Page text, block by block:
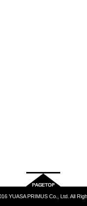
YUASA PRIMUS Co., Ltd. All